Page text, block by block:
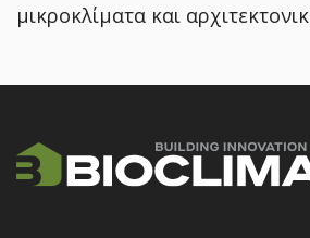
μικροκλίματα και